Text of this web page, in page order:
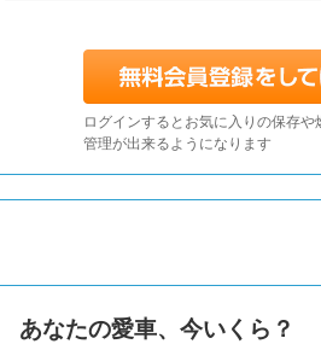
ログインするとお気に入りの保存や
管理が出来るようになります
あなたの愛車、今いくら？